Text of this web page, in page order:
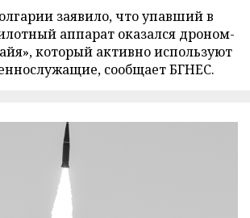
заявило, что упавший в
аппарат оказался дроном-
который активно используют
сообщает БГНЕС.